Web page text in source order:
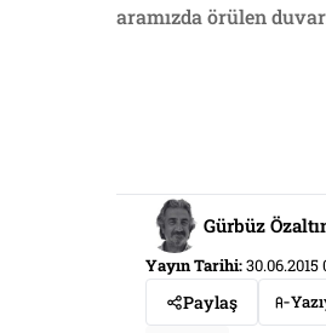
aramızda örülen
Gürbüz
Yayın Tarihi:30.06.2015
Paylaş